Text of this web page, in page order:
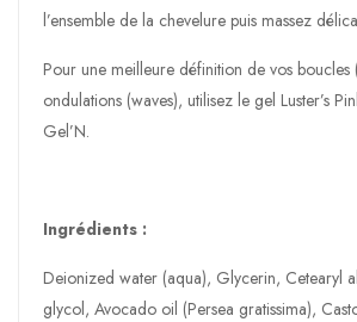
l’ensemble de la chevelure puis massez
Pour une meilleure définition de vos boucles
ondulations (waves), utilisez le gel Luster’s
Gel’N.
Ingrédients :
Deionized water (aqua), Glycerin, Cetearyl
glycol, Avocado oil (Persea gratissima),